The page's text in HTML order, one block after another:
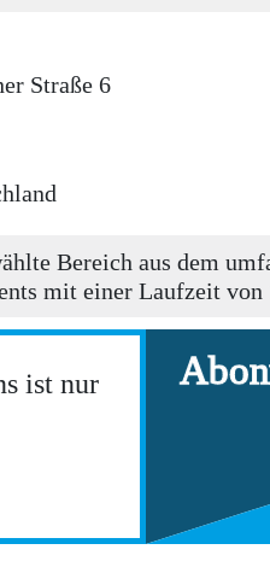
Straße 6
Bereich aus dem
mit einer Laufzeit von
ist nur